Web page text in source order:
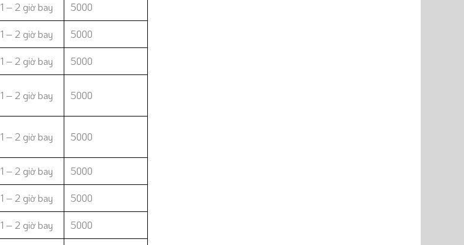
1 – 2 giờ bay 5000
1 – 2 giờ bay 5000
1 – 2 giờ bay 5000
1 – 2 giờ bay 5000
1 – 2 giờ bay 5000
1 – 2 giờ bay 5000
1 – 2 giờ bay 5000
1 – 2 giờ bay 5000